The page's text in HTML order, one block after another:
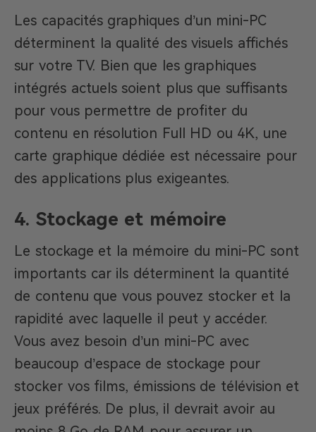
Les capacités graphiques d’un mini-PC
déterminent la qualité des visuels affichés
sur votre TV. Bien que les graphiques
intégrés actuels soient plus que suffisants
pour vous permettre de profiter du
contenu en résolution Full HD ou 4K, une
carte graphique dédiée est nécessaire pour
des applications plus exigeantes.
4. Stockage et mémoire
Le stockage et la mémoire du mini-PC sont
importants car ils déterminent la quantité
de contenu que vous pouvez stocker et la
rapidité avec laquelle il peut y accéder.
Vous avez besoin d’un mini-PC avec
beaucoup d’espace de stockage pour
stocker vos films, émissions de télévision et
jeux préférés. De plus, il devrait avoir au